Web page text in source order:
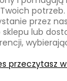
potrzeb.
przez
lub
przeczytasz